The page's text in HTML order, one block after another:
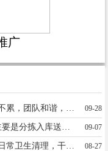
广
09-28
09-07
酒店大厅招聘保洁，负责公共区域日常卫生清理，干活要认真细心，薪资3000+通勤车+员工餐，乌马河翠峦有车补。贾16604586767 08-27